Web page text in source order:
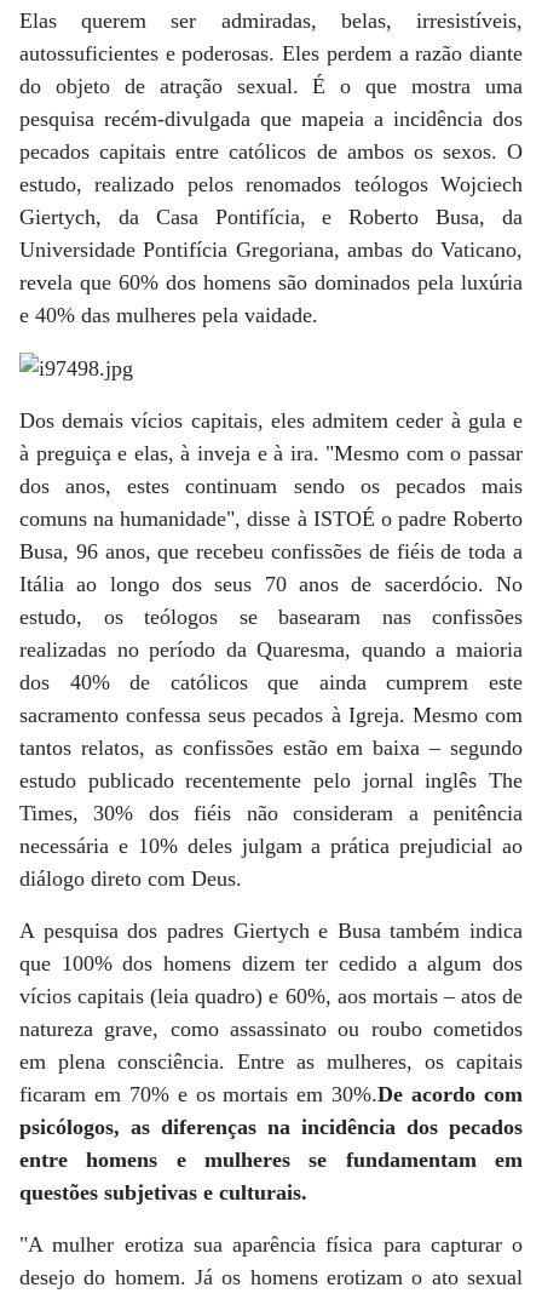
Elas querem ser admiradas, belas, irresistíveis,
autossuficientes e poderosas. Eles perdem a razão diante
do objeto de atração sexual. É o que mostra uma
pesquisa recém-divulgada que mapeia a incidência dos
pecados capitais entre católicos de ambos os sexos. O
estudo, realizado pelos renomados teólogos Wojciech
Giertych, da Casa Pontifícia, e Roberto Busa, da
Universidade Pontifícia Gregoriana, ambas do Vaticano,
revela que 60% dos homens são dominados pela luxúria
e 40% das mulheres pela vaidade.
Dos demais vícios capitais, eles admitem ceder à gula e
à preguiça e elas, à inveja e à ira. "Mesmo com o passar
dos anos, estes continuam sendo os pecados mais
comuns na humanidade", disse à ISTOÉ o padre Roberto
Busa, 96 anos, que recebeu confissões de fiéis de toda a
Itália ao longo dos seus 70 anos de sacerdócio. No
estudo, os teólogos se basearam nas confissões
realizadas no período da Quaresma, quando a maioria
dos 40% de católicos que ainda cumprem este
sacramento confessa seus pecados à Igreja. Mesmo com
tantos relatos, as confissões estão em baixa – segundo
estudo publicado recentemente pelo jornal inglês The
Times, 30% dos fiéis não consideram a penitência
necessária e 10% deles julgam a prática prejudicial ao
diálogo direto com Deus.
A pesquisa dos padres Giertych e Busa também indica
que 100% dos homens dizem ter cedido a algum dos
vícios capitais (leia quadro) e 60%, aos mortais – atos de
natureza grave, como assassinato ou roubo cometidos
em plena consciência. Entre as mulheres, os capitais
ficaram em 70% e os mortais em 30%.De acordo com
psicólogos, as diferenças na incidência dos pecados
entre homens e mulheres se fundamentam em
questões subjetivas e culturais.
"A mulher erotiza sua aparência física para capturar o
desejo do homem. Já os homens erotizam o ato sexual